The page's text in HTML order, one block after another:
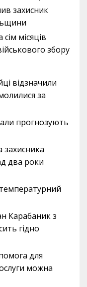
захисник
місяців
збору
відзначили
за
прогнозують
два роки
Карабаник з
гідно
для
можна